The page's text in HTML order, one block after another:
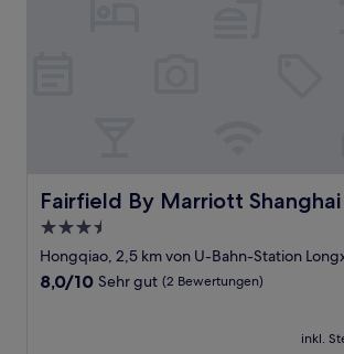
Fairfield By Marriott
Fairfield By Marriott Shanghai
3.5-
Sterne-
Unterkunft
Hongqiao, 2,5 km von U-Bahn-Station
8.0
8,0/10 Sehr gut (2 Bewertungen)
inkl.